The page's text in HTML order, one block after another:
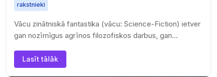
rakstnieki
Vācu zinātniskā fantastika (vācu: Science-Fiction) ietver
gan nozīmīgus agrīnos filozofiskos darbus, gan
Lasīt tālāk